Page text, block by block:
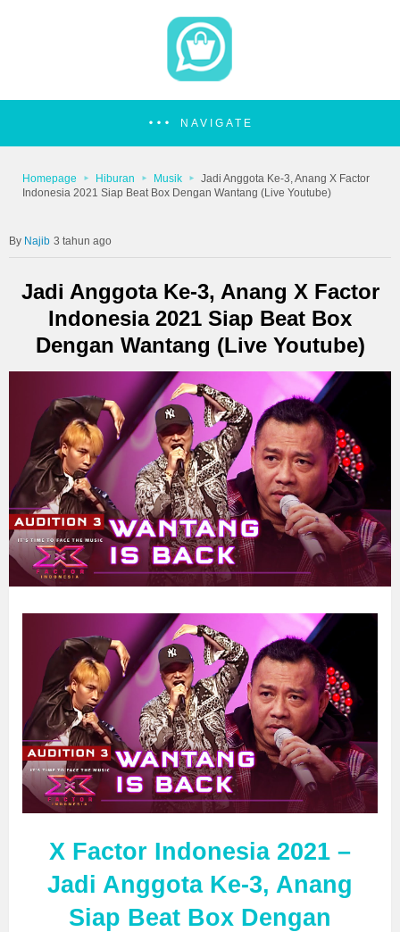
NAVIGATE
Homepage Hiburan Musik
Jadi Anggota Ke-3, Anang X Factor
Indonesia 2021 Siap Beat Box Dengan Wantang (Live Youtube)
Najib 3 tahun ago
Jadi Anggota Ke-3, Anang X Factor
Indonesia 2021 Siap Beat Box
Dengan Wantang (Live Youtube)
X Factor Indonesia 2021 –
Jadi Anggota Ke-3, Anang
Siap Beat Box Dengan